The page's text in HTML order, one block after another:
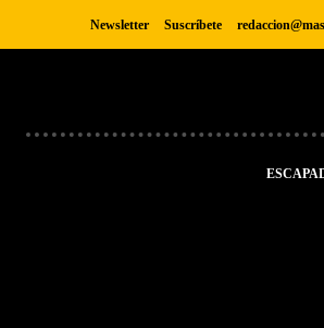
Newsletter Suscríbete